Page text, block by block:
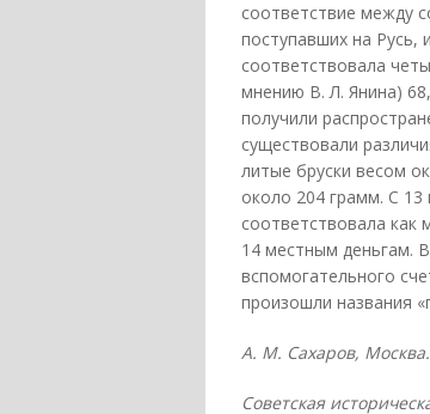
соответствие между
поступавших на Русь,
соответствовала
мнению В. Л. Янина)
получили
существовали
литые бруски весом
около 204 грамм. С 13
соответствовала как
14 местным деньгам.
вспомогательного
произошли названия
А. М. Сахаров, Москва.
Советская